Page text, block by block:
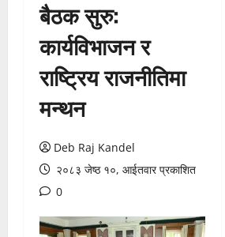
बैठक सुरु:
कार्यविभाजन र
राष्ट्रिय राजनीतिमा
मन्थन
Deb Raj Kandel
२०८३ जेष्ठ १०, आईतवार प्रकाशित
0